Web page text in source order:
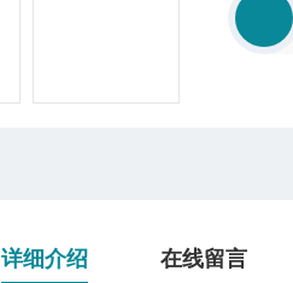
详细介绍 在线留言